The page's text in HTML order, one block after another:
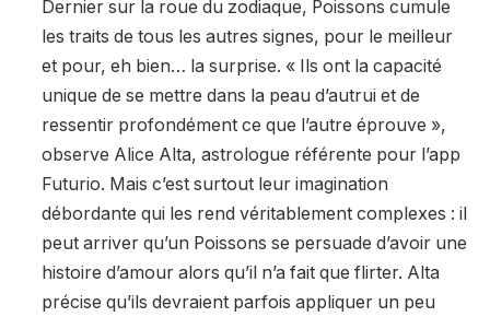
Dernier sur la roue du zodiaque, Poissons cumule
les traits de tous les autres signes, pour le meilleur
et pour, eh bien… la surprise. « Ils ont la capacité
unique de se mettre dans la peau d’autrui et de
ressentir profondément ce que l’autre éprouve »,
observe Alice Alta, astrologue référente pour l’app
Futurio. Mais c’est surtout leur imagination
débordante qui les rend véritablement complexes : il
peut arriver qu’un Poissons se persuade d’avoir une
histoire d’amour alors qu’il n’a fait que flirter. Alta
précise qu’ils devraient parfois appliquer un peu